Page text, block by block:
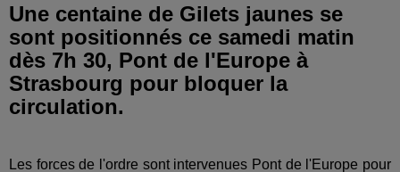
Une centaine de Gilets jaunes se
sont positionnés ce samedi matin
dès 7h 30, Pont de l'Europe à
Strasbourg pour bloquer la
circulation.
Les forces de l'ordre sont intervenues Pont de l'Europe pour